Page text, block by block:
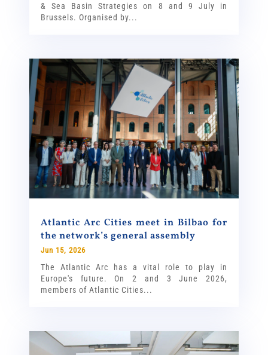
& Sea Basin Strategies on 8 and 9 July in
Brussels. Organised by...
Atlantic Arc Cities meet in Bilbao for
the network’s general assembly
Jun 15, 2026
The Atlantic Arc has a vital role to play in
Europe's future. On 2 and 3 June 2026,
members of Atlantic Cities...